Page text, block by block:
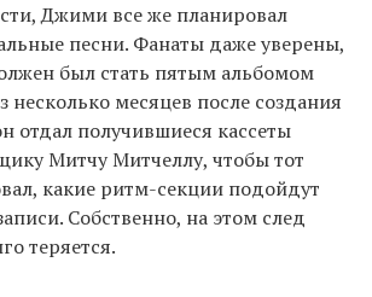
Джими все же планировал
песни. Фанаты даже уверены,
был стать пятым альбомом
несколько месяцев после создания
отдал получившиеся кассеты
Митчу Митчеллу, чтобы тот
какие ритм-секции подойдут
Собственно, на этом след
теряется.